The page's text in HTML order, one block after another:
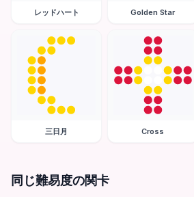
レッドハート Golden Star
三日月 Cross
同じ難易度の関卡